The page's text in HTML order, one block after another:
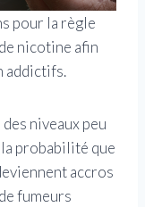
pour la règle
nicotine afin
addictifs.
niveaux peu
probabilité que
accros
fumeurs